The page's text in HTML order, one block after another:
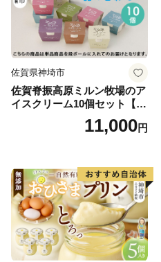
佐賀県神埼市
佐賀脊振高原ミルン牧場のア
イスクリーム10個セット【手
作り 濃厚 生乳 ミルク バニラ
抹茶 チョコ ストロベリー ラ
11,000円